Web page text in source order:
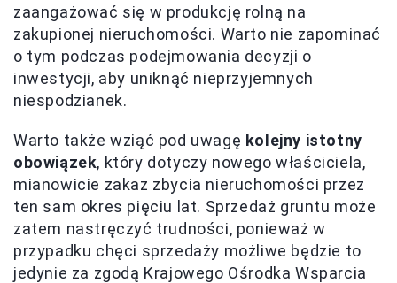
zaangażować się w produkcję rolną na
zakupionej nieruchomości. Warto nie zapominać
o tym podczas podejmowania decyzji o
inwestycji, aby uniknąć nieprzyjemnych
niespodzianek.
Warto także wziąć pod uwagę kolejny istotny
obowiązek, który dotyczy nowego właściciela,
mianowicie zakaz zbycia nieruchomości przez
ten sam okres pięciu lat. Sprzedaż gruntu może
zatem nastręczyć trudności, ponieważ w
przypadku chęci sprzedaży możliwe będzie to
jedynie za zgodą Krajowego Ośrodka Wsparcia